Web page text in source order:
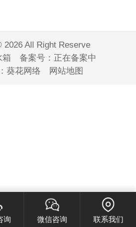
2026 All Right Reserve
箱 备案号： 正在备案中
葵花网络 网站地图
询 微信咨询 联系我们